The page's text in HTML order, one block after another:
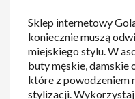
Sklep internetowy
koniecznie muszą
miejskiego stylu. W
buty męskie, damskie
które z powodzeniem
stylizacji. Wykorzystaj